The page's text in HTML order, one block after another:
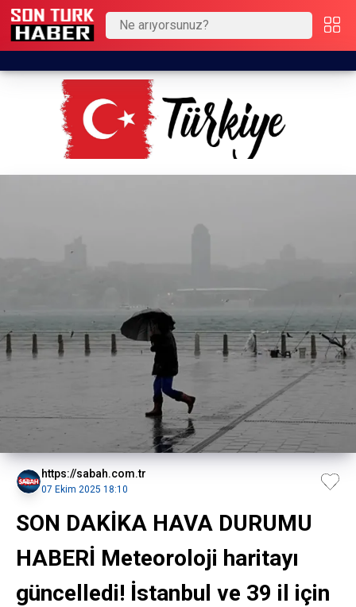
https://sabah.com.tr
07 Ekim 2025 18:10
SON DAKİKA HAVA DURUMU
HABERİ Meteoroloji haritayı
güncelledi! İstanbul ve 39 il için